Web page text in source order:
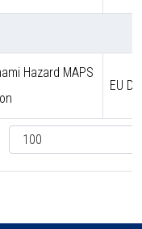
Hazard MAPS
EU